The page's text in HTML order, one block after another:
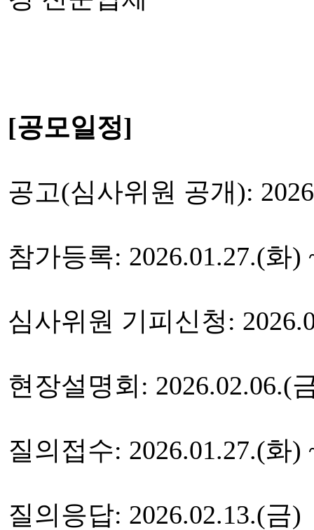
[공모일정]
공고(심사위원 공개):
참가등록: 2026.01.27.(화)
심사위원 기피신청:
현장설명회: 2026.02.06.(
질의접수: 2026.01.27.(화)
질의응답: 2026.02.13.(금)